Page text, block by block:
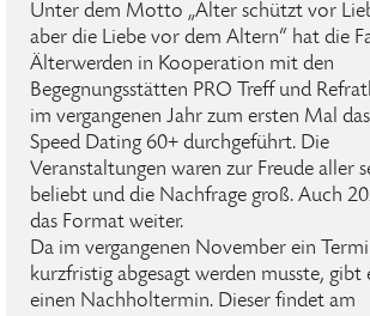
Unter dem Motto „Alter schützt vor
aber die Liebe vor dem Altern“ hat die
Älterwerden in Kooperation mit den
Begegnungsstätten PRO Treff und
im vergangenen Jahr zum ersten Mal
Speed Dating 60+ durchgeführt. Die
Veranstaltungen waren zur Freude aller
beliebt und die Nachfrage groß. Auch
das Format weiter.
Da im vergangenen November ein
kurzfristig abgesagt werden musste, gibt
einen Nachholtermin. Dieser findet am